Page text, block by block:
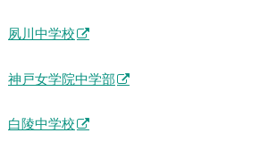
夙川中学校
神戸女学院中学部
白陵中学校